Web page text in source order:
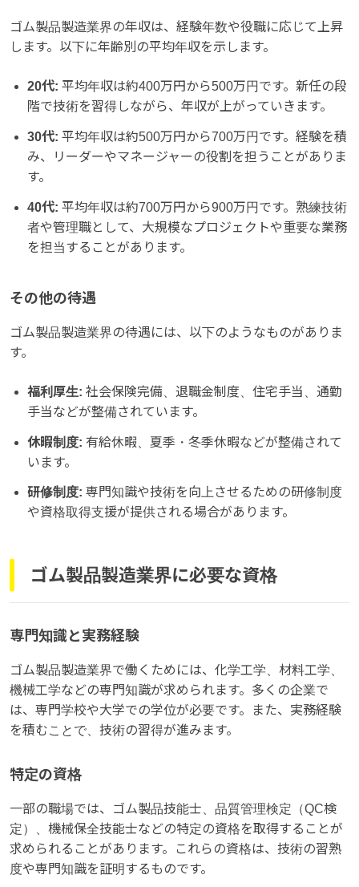
ゴム製品製造業界の年収は、経験年数や役職に応じて上昇
します。以下に年齢別の平均年収を示します。
20代: 平均年収は約400万円から500万円です。新任の段
階で技術を習得しながら、年収が上がっていきます。
30代: 平均年収は約500万円から700万円です。経験を積
み、リーダーやマネージャーの役割を担うことがありま
す。
40代: 平均年収は約700万円から900万円です。熟練技術
者や管理職として、大規模なプロジェクトや重要な業務
を担当することがあります。
その他の待遇
ゴム製品製造業界の待遇には、以下のようなものがありま
す。
福利厚生: 社会保険完備、退職金制度、住宅手当、通勤
手当などが整備されています。
休暇制度: 有給休暇、夏季・冬季休暇などが整備されて
います。
研修制度: 専門知識や技術を向上させるための研修制度
や資格取得支援が提供される場合があります。
ゴム製品製造業界に必要な資格
専門知識と実務経験
ゴム製品製造業界で働くためには、化学工学、材料工学、
機械工学などの専門知識が求められます。多くの企業で
は、専門学校や大学での学位が必要です。また、実務経験
を積むことで、技術の習得が進みます。
特定の資格
一部の職場では、ゴム製品技能士、品質管理検定（QC検
定）、機械保全技能士などの特定の資格を取得することが
求められることがあります。これらの資格は、技術の習熟
度や専門知識を証明するものです。